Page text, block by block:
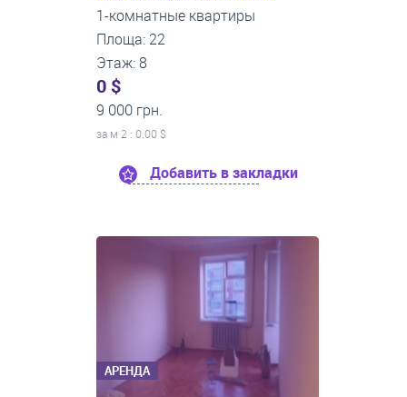
1-комнатные квартиры
Площа: 22
Этаж: 8
0 $
9 000 грн.
за м 2 : 0.00 $
Добавить в закладки
АРЕНДА